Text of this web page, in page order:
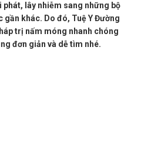
lây nhiễm sang những bộ
gần khác. Do đó, Tuệ Y Đường
trị nấm móng nhanh chóng
đơn giản và dễ tìm nhé.